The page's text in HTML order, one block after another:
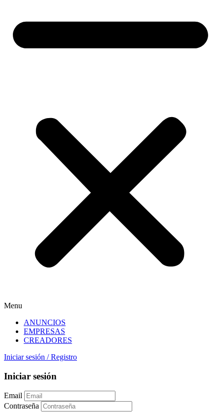
Menu
ANUNCIOS
EMPRESAS
CREADORES
Iniciar sesión / Registro
Iniciar sesión
Email
Contraseña